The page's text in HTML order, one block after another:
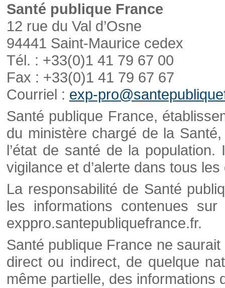
Santé publique France
12 rue du Val d’Osne
94441 Saint-Maurice cedex
Tél. : +33(0)1 41 79 67 00
Fax : +33(0)1 41 79 67 67
Courriel : exp-
Santé publique France,
du ministère chargé de la
l’état de santé de la
vigilance et d’alerte dans tous
La responsabilité de Santé
les informations contenues
exppro.santepubliquefrance.fr.
Santé publique France ne
direct ou indirect, de quelque
même partielle, des informations